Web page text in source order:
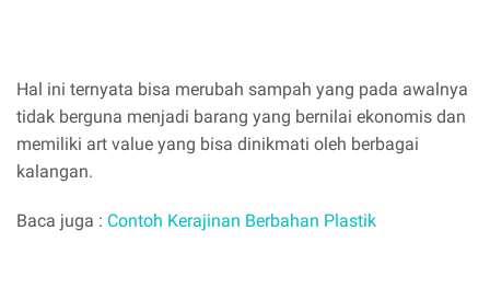
Hal ini ternyata bisa merubah sampah yang pada awalnya
tidak berguna menjadi barang yang bernilai ekonomis dan
memiliki art value yang bisa dinikmati oleh berbagai
kalangan.
Baca juga : Contoh Kerajinan Berbahan Plastik